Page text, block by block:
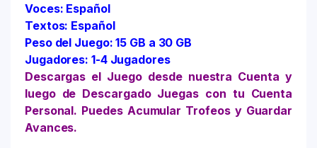
Voces: Español
Textos: Español
Peso del Juego: 15 GB a 30 GB
Jugadores: 1-4 Jugadores
Descargas el Juego desde nuestra Cuenta y
luego de Descargado Juegas con tu Cuenta
Personal. Puedes Acumular Trofeos y Guardar
Avances.